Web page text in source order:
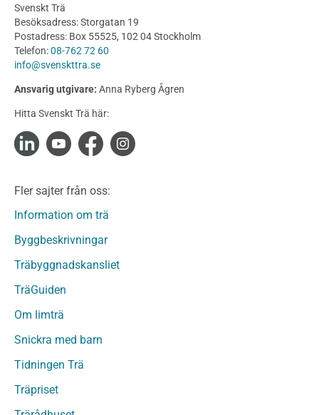
Utförande
Produkter
Konstruktionsvirke
Konstruktionsvirke Behandlat
Konstruktionsvirke Fingerskarvat
Konstruktionsvirke Fingerskarvat Obehandlat
Limträ
Fanerträ
Fanerträ Obehandlat
Träpanel och Utvändig beklädnad Behandlat
Träpanel och utvändig beklädnad Obehandlat
Trägolv
Sågat virke
Sågat virke Behandlat
Övriga träprodukter
Svenskt Trä
Besöksadress: Storgatan 19
Postadress: Box 55525, 102 04 Stockholm
Telefon:08-762 72 60
info@svenskttra.se
Ansvarig utgivare: Anna Ryberg Ågren
Hitta Svenskt Trä här:
Fler sajter från oss:
Information om trä
Byggbeskrivningar
Träbyggnadskansliet
TräGuiden
Om limträ
Snickra med barn
Tidningen Trä
Träpriset